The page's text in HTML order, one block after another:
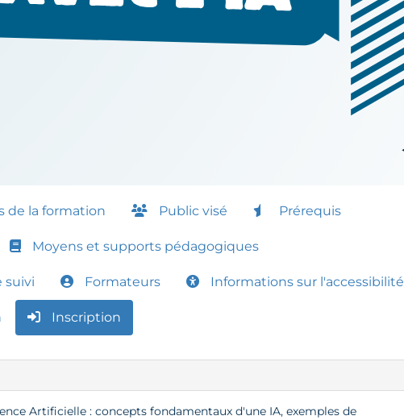
de la formation Public visé Prérequis
Moyens et supports pédagogiques
suivi Formateurs Informations sur l'accessibilité
Inscription
Artificielle : concepts fondamentaux d'une IA, exemples de